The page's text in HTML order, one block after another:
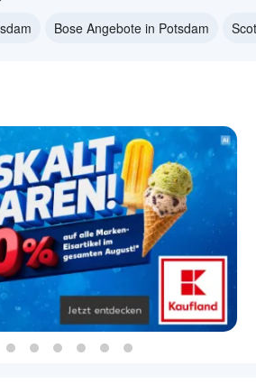
Bose Angebote in Potsdam